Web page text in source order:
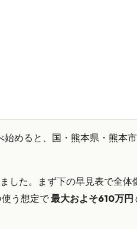
めると、国・熊本県・熊本
した。まず下の早見表で全体
う想定で最大およそ610万円